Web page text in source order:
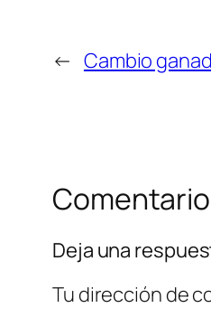
← Cambio
Deja una
Tu dirección de